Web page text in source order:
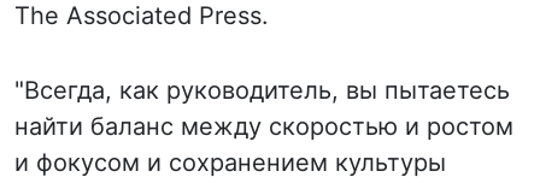
The Associated Press.
"Всегда, как руководитель, вы пытаетесь
найти баланс между скоростью и ростом
и фокусом и сохранением культуры